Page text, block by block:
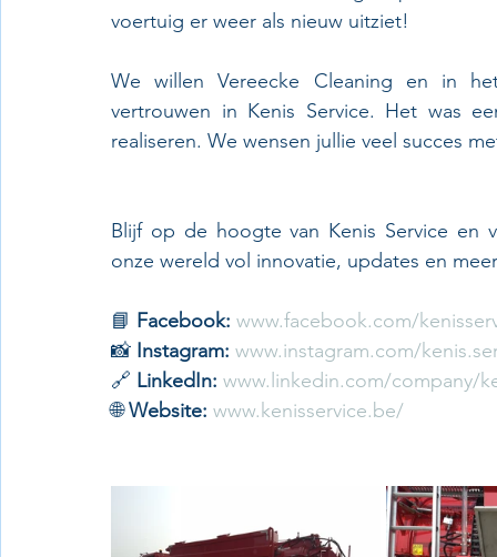
voertuig er weer als nieuw uitziet!
We willen Vereecke Cleaning en in
vertrouwen in Kenis Service. Het was
realiseren. We wensen jullie veel succes
Blijf op de hoogte van Kenis Service en
onze wereld vol innovatie, updates en
📘 Facebook: www.facebook.com/
📸 Instagram: www.instagram.com/
🔗 LinkedIn: www.linkedin.com/company/
🌐 Website: www.kenisservice.be/